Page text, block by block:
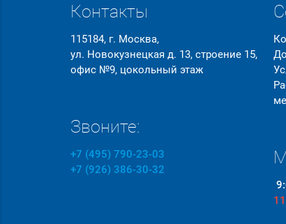
Контакты
115184, г. Москва,
ул. Новокузнецкая д. 13, строение 15,
офис №9, цокольный этаж
Звоните:
+7 (495) 790-23-03
+7 (926) 386-30-32